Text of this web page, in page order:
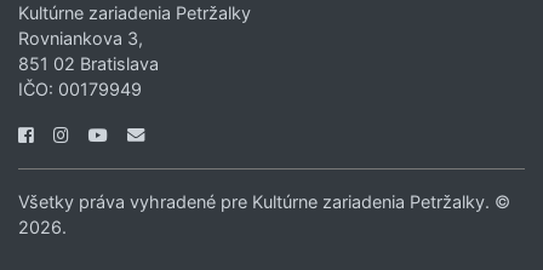
Kultúrne zariadenia Petržalky
Rovniankova 3,
851 02 Bratislava
IČO: 00179949
Všetky práva vyhradené pre Kultúrne zariadenia Petržalky. ©
2026.